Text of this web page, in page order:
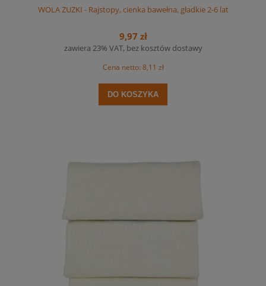
WOLA ZUZKI - Rajstopy, cienka bawełna, gładkie 2-6 lat
9,97 zł
zawiera 23% VAT, bez kosztów dostawy
Cena netto: 8,11 zł
DO KOSZYKA